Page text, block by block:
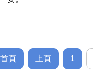
首頁 上頁 1